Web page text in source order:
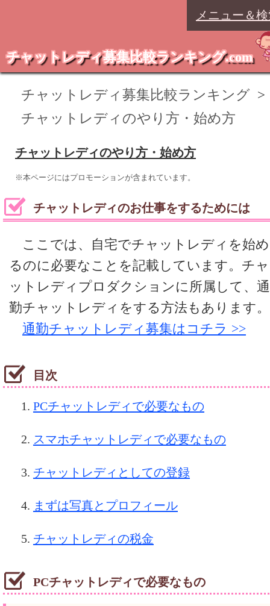
メニュー＆
チャットレディ募集比較ランキング.com
チャットレディ募集比較ランキング >
チャットレディのやり方・始め方
チャットレディのやり方・始め方
※本ページにはプロモーションが含まれています。
チャットレディのお仕事をするためには
ここでは、自宅でチャットレディを始め
るのに必要なことを記載しています。チャ
ットレディプロダクションに所属して、通
勤チャットレディをする方法もあります。
通勤チャットレディ募集はコチラ >>
目次
PCチャットレディで必要なもの
スマホチャットレディで必要なもの
チャットレディとしての登録
まずは写真とプロフィール
チャットレディの税金
PCチャットレディで必要なもの